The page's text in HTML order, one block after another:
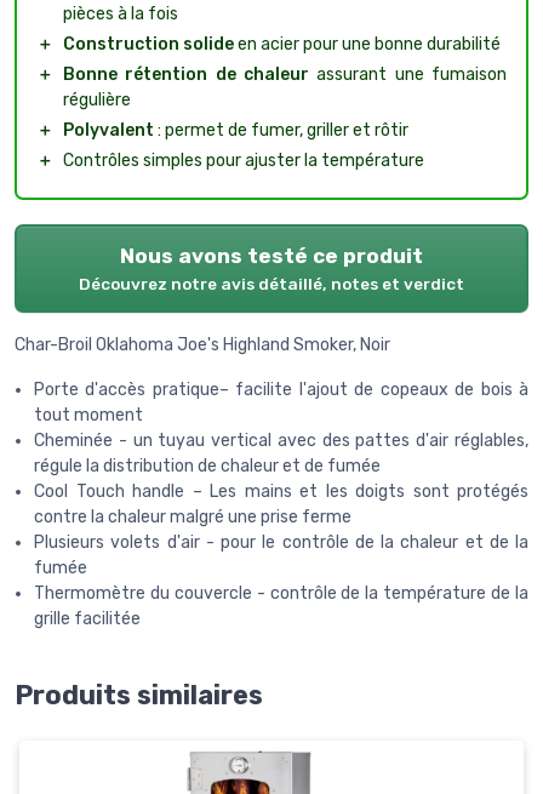
pièces à la fois
＋
Construction solideen acier pour une bonne durabilité
＋
Bonne rétention de chaleur assurant une fumaison
régulière
＋
Polyvalent : permet de fumer, griller et rôtir
＋ Contrôles simples pour ajuster la température
Nous avons testé ce produit
Découvrez notre avis détaillé, notes et verdict
Char-Broil Oklahoma Joe's Highland Smoker, Noir
Porte d'accès pratique– facilite l'ajout de copeaux de bois à
tout moment
Cheminée - un tuyau vertical avec des pattes d'air réglables,
régule la distribution de chaleur et de fumée
Cool Touch handle – Les mains et les doigts sont protégés
contre la chaleur malgré une prise ferme
Plusieurs volets d'air - pour le contrôle de la chaleur et de la
fumée
Thermomètre du couvercle - contrôle de la température de la
grille facilitée
Produits similaires